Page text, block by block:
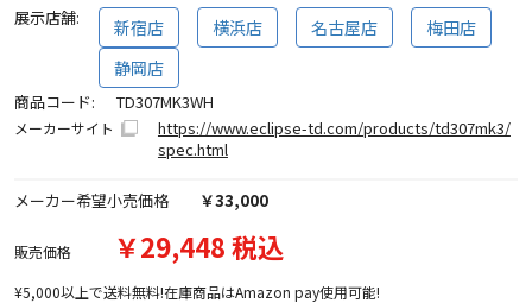
展示店舗: 新宿店 横浜店 名古屋店
梅田店
静岡店
商品コード: TD307MK3WH
メーカーサイト
https://www.eclipse-td.com/products/td307mk3/
spec.html
メーカー希望小売価格 ￥33,000
販売価格 ￥29,448 税込
¥5,000以上で送料無料!在庫商品はAmazon pay使用可能!